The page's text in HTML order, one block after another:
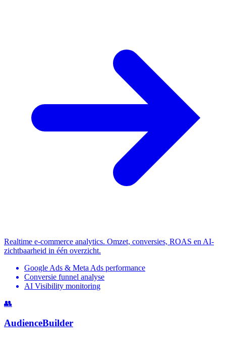
Realtime e-commerce analytics. Omzet, conversies, ROAS en AI-
zichtbaarheid in één overzicht.
Google Ads & Meta Ads performance
Conversie funnel analyse
AI Visibility monitoring
👥
AudienceBuilder